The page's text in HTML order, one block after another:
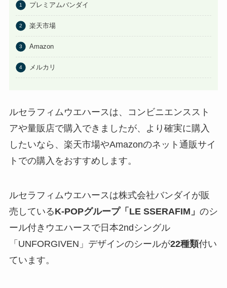
プレミアムバンダイ
楽天市場
Amazon
メルカリ
ルセラフィムウエハースは、コンビニエンススト
アや量販店で購入できましたが、より確実に購入
したいなら、楽天市場やAmazonのネット通販サイ
トでの購入をおすすめします。
ルセラフィムウエハースは株式会社バンダイが販
売しているK-POPグループ「LE SSERAFIM」 のシ
ール付きウエハースで日本2ndシングル
「UNFORGIVEN」デザインのシールが22種類付い
ています。